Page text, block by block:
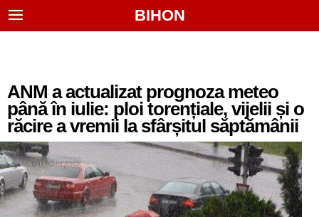
BIHON
ANM a actualizat prognoza meteo
până în iulie: ploi torențiale, vijelii și o
răcire a vremii la sfârșitul săptămânii